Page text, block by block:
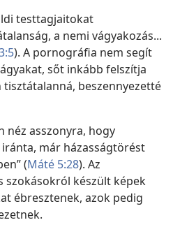
testtagjaitokat
a nemi vágyakozás...
). A pornográfia nem segít
sőt inkább felszítja
beszennyezetté
néz asszonyra, hogy
már házasságtörést
(Máté 5:28). Az
szokásokról készült képek
ébresztenek, azok pedig